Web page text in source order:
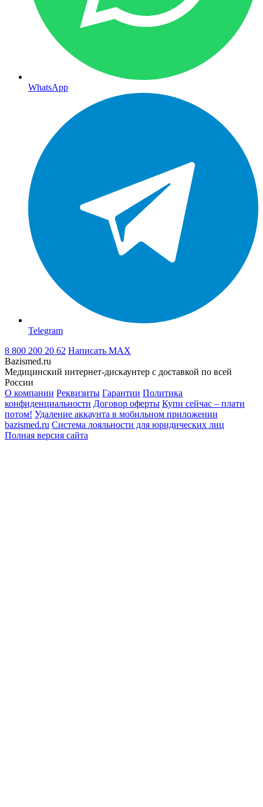
WhatsApp
Telegram
8 800 200 20 62 Написать MAX
Bazismed.ru
Медицинский интернет-дискаунтер с доставкой по всей
России
О компании Реквизиты Гарантии Политика
конфиденциальности Договор оферты Купи сейчас – плати
потом! Удаление аккаунта в мобильном приложении
bazismed.ru Система лояльности для юридических лиц
Полная версия сайта